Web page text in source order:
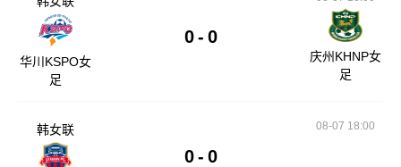
华川KSPO女
足
0 - 0
庆州KHNP女
足
韩女联
0 - 0
08-07 18:00